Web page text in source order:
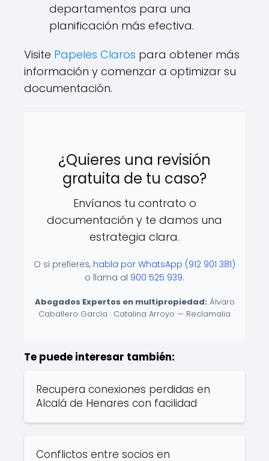
departamentos para una
planificación más efectiva.
Visite Papeles Claros para obtener más
información y comenzar a optimizar su
documentación.
¿Quieres una revisión
gratuita de tu caso?
Envíanos tu contrato o
documentación y te damos una
estrategia clara.
O si prefieres, habla por WhatsApp (912 901 381)
o llama al 900 525 939.
Abogados Expertos en multipropiedad: Álvaro
Caballero García · Catalina Arroyo — Reclamalia
Te puede interesar también:
Recupera conexiones perdidas en
Alcalá de Henares con facilidad
Conflictos entre socios en